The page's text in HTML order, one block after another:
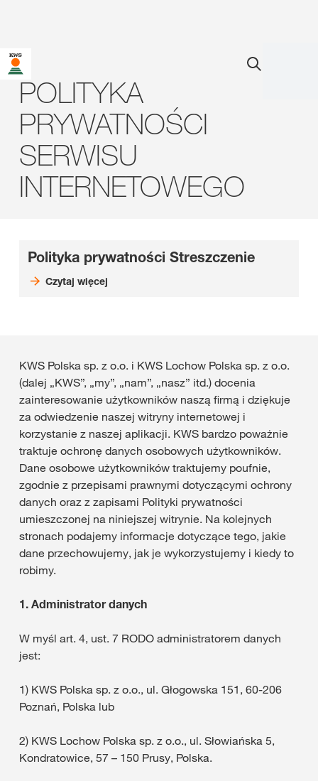
POLITYKA
PRYWATNOŚCI
SERWISU
INTERNETOWEGO
Polityka prywatności Streszczenie
Czytaj więcej
KWS Polska sp. z o.o. i KWS Lochow Polska sp. z o.o.
(dalej „KWS”, „my”, „nam”, „nasz” itd.) docenia
zainteresowanie użytkowników naszą firmą i dziękuje
za odwiedzenie naszej witryny internetowej i
korzystanie z naszej aplikacji. KWS bardzo poważnie
traktuje ochronę danych osobowych użytkowników.
Dane osobowe użytkowników traktujemy poufnie,
zgodnie z przepisami prawnymi dotyczącymi ochrony
danych oraz z zapisami Polityki prywatności
umieszczonej na niniejszej witrynie. Na kolejnych
stronach podajemy informacje dotyczące tego, jakie
dane przechowujemy, jak je wykorzystujemy i kiedy to
robimy.
1. Administrator danych
W myśl art. 4, ust. 7 RODO administratorem danych
jest:
1) KWS Polska sp. z o.o., ul. Głogowska 151, 60-206
Poznań, Polska lub
2) KWS Lochow Polska sp. z o.o., ul. Słowiańska 5,
Kondratowice, 57 – 150 Prusy, Polska.